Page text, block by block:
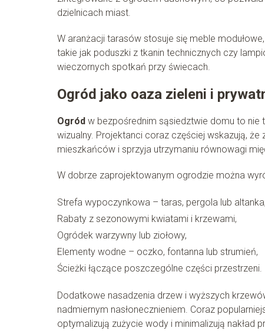
dzielnicach miast.
W aranżacji tarasów stosuje się meble
takie jak poduszki z tkanin technicznych czy
wieczornych spotkań przy świecach.
Ogród jako oaza zieleni i
Ogród w bezpośrednim sąsiedztwie domu to nie
wizualny. Projektanci coraz częściej wskazują,
mieszkańców i sprzyja utrzymaniu równowagi
W dobrze zaprojektowanym ogrodzie można
Strefa wypoczynkowa – taras, pergola lub altanka,
Rabaty z sezonowymi kwiatami i krzewami,
Ogródek warzywny lub ziołowy,
Elementy wodne – oczko, fontanna lub strumień,
Ścieżki łączące poszczególne części przestrzeni.
Dodatkowe nasadzenia drzew i wyższych
nadmiernym nasłonecznieniem. Coraz
optymalizują zużycie wody i minimalizują nakład